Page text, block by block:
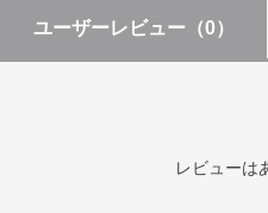
ユーザーレビュー （0）
レビューは